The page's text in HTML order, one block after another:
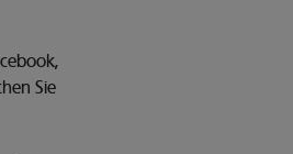
Sie